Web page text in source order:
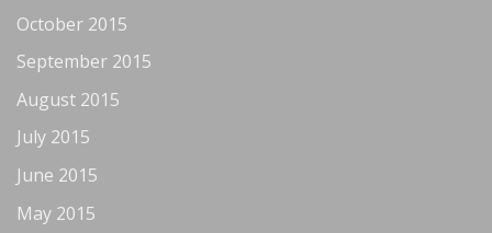
October 2015
September 2015
August 2015
July 2015
June 2015
May 2015